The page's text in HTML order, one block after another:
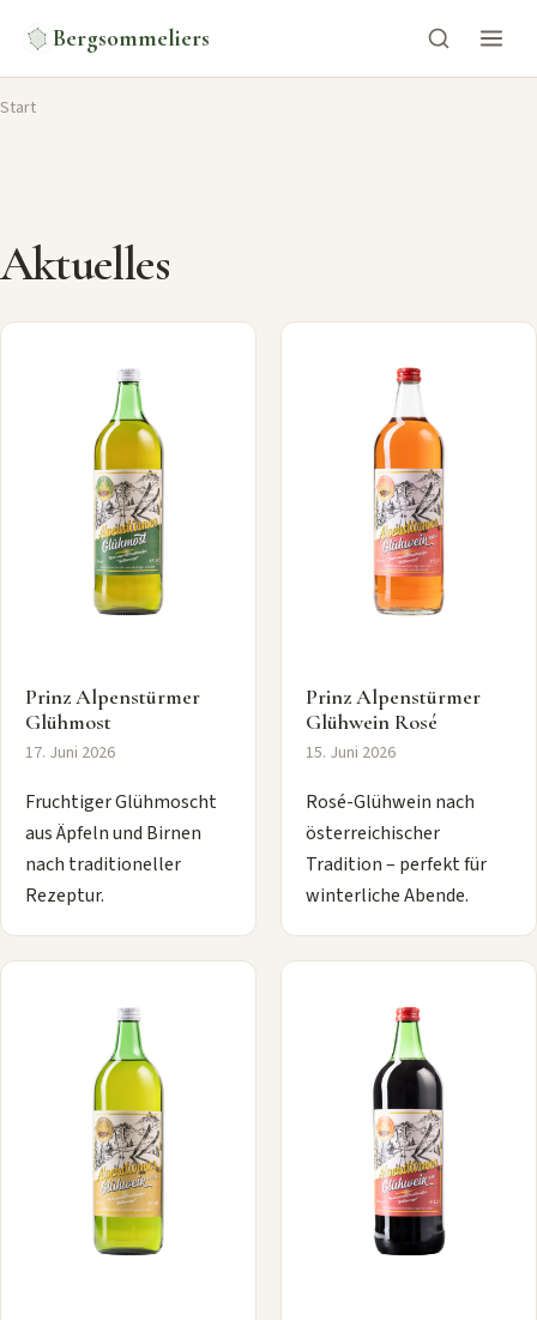
Bergsommeliers
Start
Aktuelles
Prinz Alpenstürmer
Glühmost
17. Juni 2026
Fruchtiger Glühmoscht
aus Äpfeln und Birnen
nach traditioneller
Rezeptur.
Prinz Alpenstürmer
Glühwein Rosé
15. Juni 2026
Rosé-Glühwein nach
österreichischer
Tradition – perfekt für
winterliche Abende.